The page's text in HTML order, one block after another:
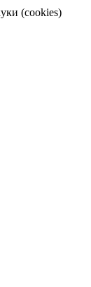
(cookies)